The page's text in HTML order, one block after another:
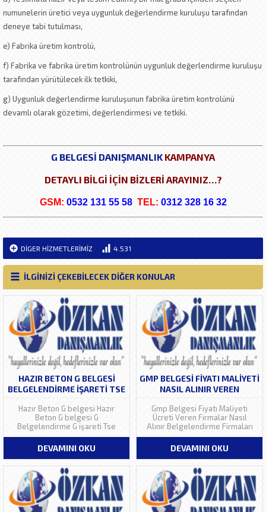
numunelerin üretici veya uygunluk değerlendirme kuruluşu tarafından
deneye tabi tutulması,
e) Fabrika üretim kontrolü,
f) Fabrika ve fabrika üretim kontrolünün uygunluk değerlendirme kuruluşu
tarafından yürütülecek ilk tetkiki,
g) Uygunluk değerlendirme kuruluşunun fabrika üretim kontrolünü
devamlı olarak gözetimi, değerlendirmesi ve tetkiki.
G BELGESİ DANIŞMANLIK KAMPANYA
DETAYLI BİLGİ İÇİN BİZLERİ ARAYINIZ…?
GSM: 0532 131 55 58 TEL: 0312 328 16 32
DİGER HİZMETLERİMİZ 4.531
İLGİNİZİ ÇEKEBİLECEK DİĞER KONULAR
HAZIR BETON G BELGESI
BELGELENDIRME IŞARETI TSE
Hazır Beton G belgesi Hazır
Beton G belgesi G
Belgelendirme G işareti Tse
206-1 g işareti Tse 206-1 Ürün
belgelendirme Tse Fiyatı
Maliyeti Ücreti Nasıl Alınır Veren
Firmalar Ne kadar Nereden
Alınır Danışmanlık Sertifikası
Yenileme Ankara Fiyatları
Maliyetleri Yenileme Ara...
DEVAMINI OKU
GMP BELGESI FIYATI MALIYETI
NASIL ALINIR VEREN
Gmp Belgesi Fiyatı Maliyeti
Ücreti Veren Firmalar Nasıl
Alınır Belgelendirme Firmaları
Yenileme Sertifikası Eğitimi
Danışmanlık Kuruluşlar Kim Verir
Gerekli Evraklar İyi Üretim
Uygunlaması (Good
Manufacturing Practices/ İyi
Üretim Uygulamaları)Amaç
ürünün iç ve dış kaynaklardan
kirlenme olasılığını önlemek
veya azaltmaktır. Bu...
DEVAMINI OKU